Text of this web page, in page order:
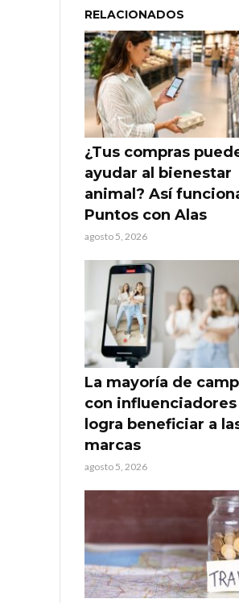
RELACIONADOS
¿Tus compras
ayudar al bienestar
animal? Así
Puntos con Alas
agosto 5, 2026
La mayoría de
con
logra beneficiar a
marcas
agosto 5, 2026